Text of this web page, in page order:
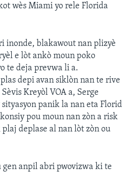
wès Miami yo rele Florida
inonde, blakawout nan plizyè
e lòt ankò moun poko
te deja prevwa li a.
depi avan siklòn nan te rive
Kreyòl VOA a, Serge
panik la nan eta Florid
pou moun nan zòn a risk
deplase al nan lòt zòn ou
gen anpil abri pwovizwa ki te